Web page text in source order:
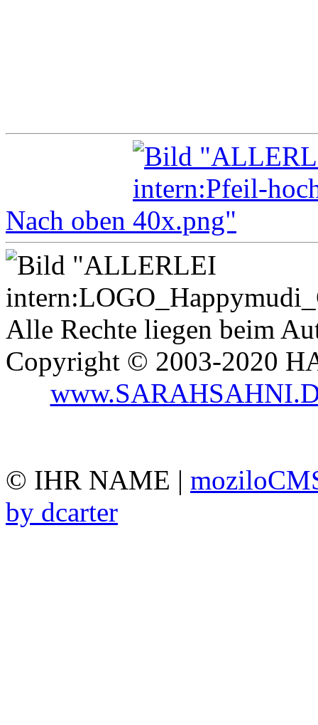
Nach oben
Alle Rechte liegen beim
Copyright © 2003-2020
© IHR NAME |
by dcarter